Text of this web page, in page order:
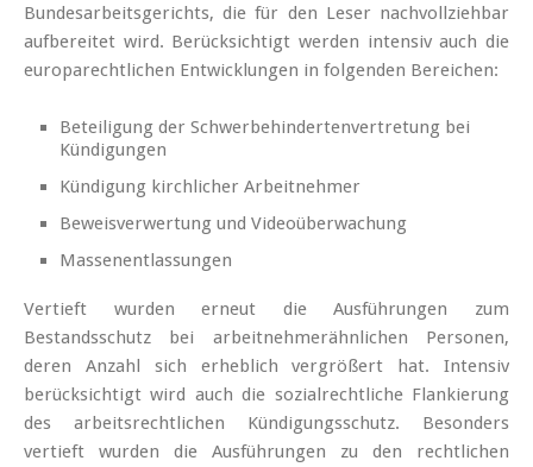
Bundesarbeitsgerichts, die für den Leser nachvollziehbar
aufbereitet wird. Berücksichtigt werden intensiv auch die
europarechtlichen Entwicklungen in folgenden Bereichen:
Beteiligung der Schwerbehindertenvertretung bei
Kündigungen
Kündigung kirchlicher Arbeitnehmer
Beweisverwertung und Videoüberwachung
Massenentlassungen
Vertieft wurden erneut die Ausführungen zum
Bestandsschutz bei arbeitnehmerähnlichen Personen,
deren Anzahl sich erheblich vergrößert hat. Intensiv
berücksichtigt wird auch die sozialrechtliche Flankierung
des arbeitsrechtlichen Kündigungsschutz. Besonders
vertieft wurden die Ausführungen zu den rechtlichen